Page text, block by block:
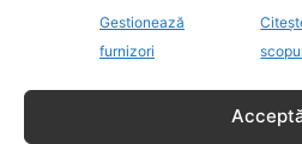
Gestionează
furnizori